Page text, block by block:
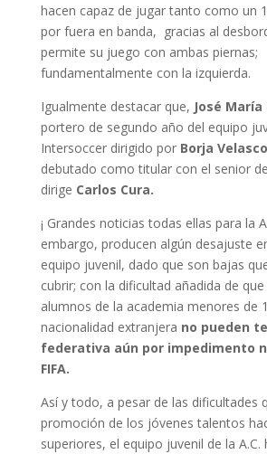
hacen capaz de jugar tanto como un
por fuera en banda, gracias al
permite su juego con ambas piernas;
fundamentalmente con la izquierda.
Igualmente destacar que, José María
portero de segundo año del equipo
Intersoccer dirigido porBorja Velasco
debutado como titular con el senior
dirige Carlos Cura.
¡ Grandes noticias todas ellas para la
embargo, producen algún desajuste
equipo juvenil, dado que son bajas
cubrir; con la dificultad añadida de
alumnos de la academia menores de
nacionalidad extranjera no pueden
federativa aún por impedimento
FIFA.
Así y todo, a pesar de las dificultades
promoción de los jóvenes talentos
superiores, el equipo juvenil de la